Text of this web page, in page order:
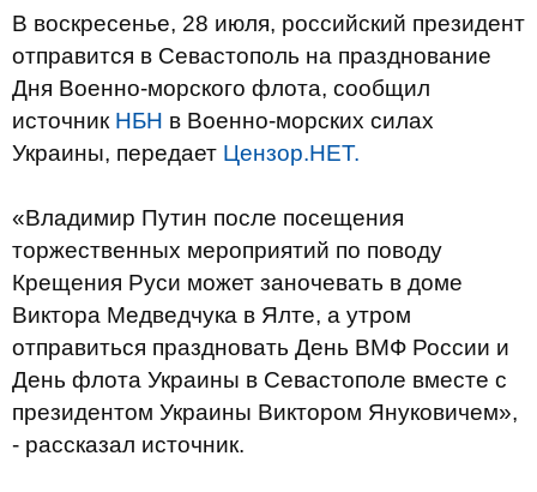
В воскресенье, 28 июля, российский президент
отправится в Севастополь на празднование
Дня Военно-морского флота, сообщил
источник НБН в Военно-морских силах
Украины, передает Цензор.НЕТ.
«Владимир Путин после посещения
торжественных мероприятий по поводу
Крещения Руси может заночевать в доме
Виктора Медведчука в Ялте, а утром
отправиться праздновать День ВМФ России и
День флота Украины в Севастополе вместе с
президентом Украины Виктором Януковичем»,
- рассказал источник.